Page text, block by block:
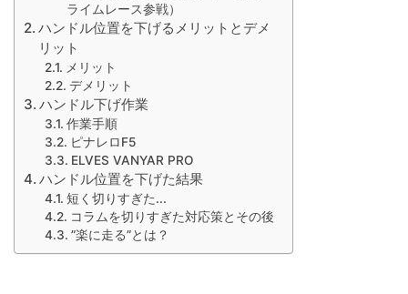
ライムレース参戦）
ハンドル位置を下げるメリットとデメ
リット
メリット
デメリット
ハンドル下げ作業
作業手順
ピナレロF5
ELVES VANYAR PRO
ハンドル位置を下げた結果
短く切りすぎた...
コラムを切りすぎた対応策とその後
”楽に走る”とは？